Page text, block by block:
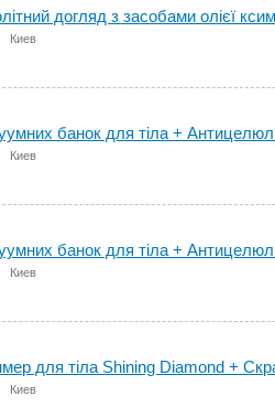
догляд з засобами олієї
Киев
банок для тіла +
Киев
банок для тіла +
Киев
для тіла Shining Diamond +
Киев